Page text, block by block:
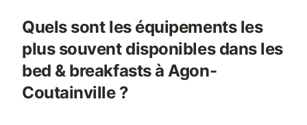
Quels sont les équipements les
plus souvent disponibles dans les
bed & breakfasts à Agon-
Coutainville ?